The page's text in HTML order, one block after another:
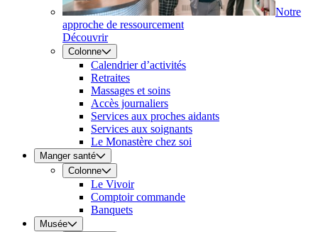
Notre
approche de ressourcement
Découvrir
Colonne
Calendrier d’activités
Retraites
Massages et soins
Accès journaliers
Services aux proches aidants
Services aux soignants
Le Monastère chez soi
Manger santé
Colonne
Le Vivoir
Comptoir commande
Banquets
Musée